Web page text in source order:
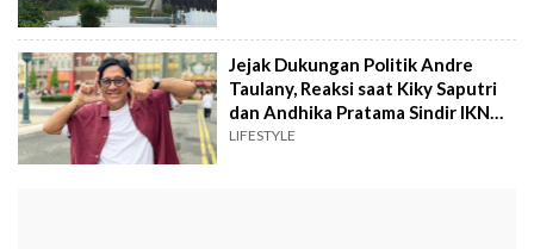
Jejak Dukungan Politik Andre
Taulany, Reaksi saat Kiky Saputri
dan Andhika Pratama Sindir IKN
Kini Digunjing
LIFESTYLE